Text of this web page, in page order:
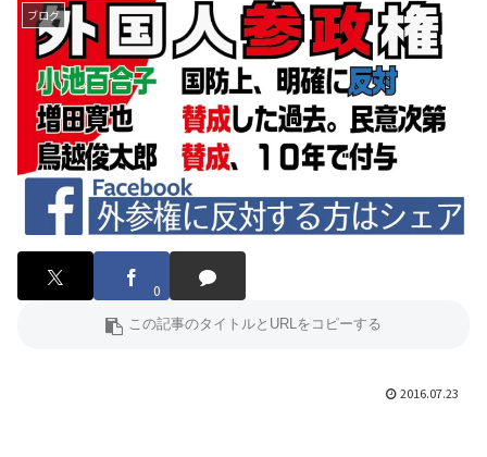
ブログ
0
2016.07.23